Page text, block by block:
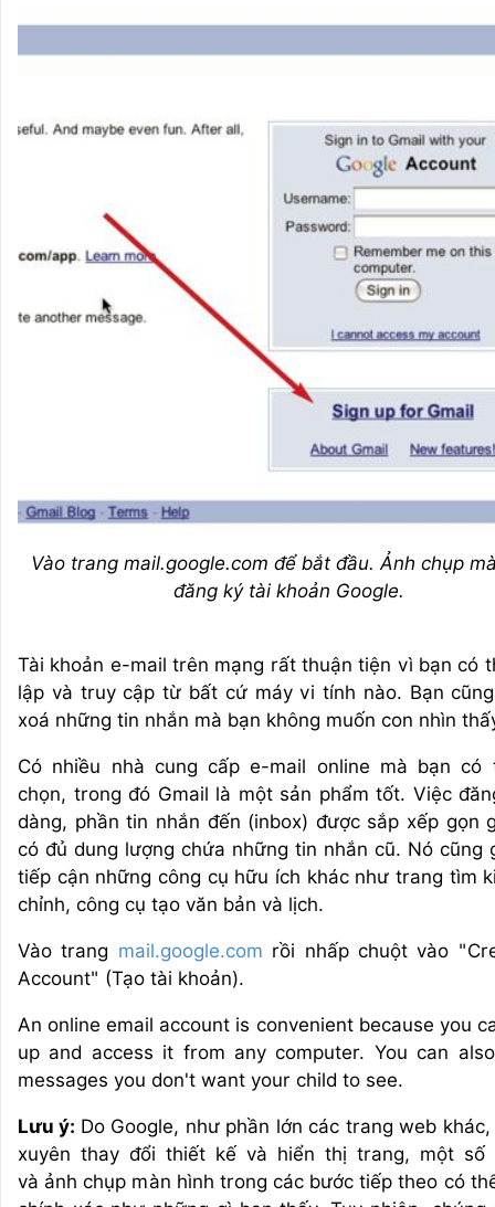
Vào trang mail.google.com để bắt đầu. Ảnh chụp
đăng ký tài khoản Google.
Tài khoản e-mail trên mạng rất thuận tiện vì bạn có
lập và truy cập từ bất cứ máy vi tính nào. Bạn
xoá những tin nhắn mà bạn không muốn con nhìn
Có nhiều nhà cung cấp e-mail online mà bạn có
chọn, trong đó Gmail là một sản phẩm tốt. Việc
dàng, phần tin nhắn đến (inbox) được sắp xếp gọn
có đủ dung lượng chứa những tin nhắn cũ. Nó cũng
tiếp cận những công cụ hữu ích khác như trang tìm
chỉnh, công cụ tạo văn bản và lịch.
Vào trang mail.google.com rồi nhấp chuột vào
Account" (Tạo tài khoản).
An online email account is convenient because you
up and access it from any computer. You can
messages you don't want your child to see.
Lưu ý: Do Google, như phần lớn các trang web
xuyên thay đổi thiết kế và hiển thị trang, một số
và ảnh chụp màn hình trong các bước tiếp theo có